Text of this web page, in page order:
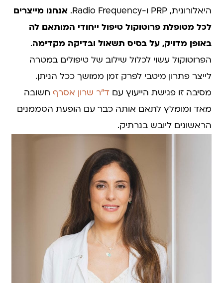
היאלורונית, PRP ו-Radio Frequency.
אנחנו מייצרים
לכל מטופלת פרוטוקול טיפול ייחודי המותאם לה
באופן מדויק, על בסיס תשאול ובדיקה מקדימה.
הפרוטוקול עשוי לכלול שילוב של טיפולים במטרה
לייצר פתרון מיטבי לפרק זמן ממושך ככל הניתן.
מסיבה זו פגישת הייעוץ עםד"ר שרון אסרף חשובה
מאד ומומלץ לתאם אותה כבר עם הופעת הסממנים
הראשונים ליובש בנרתיק.